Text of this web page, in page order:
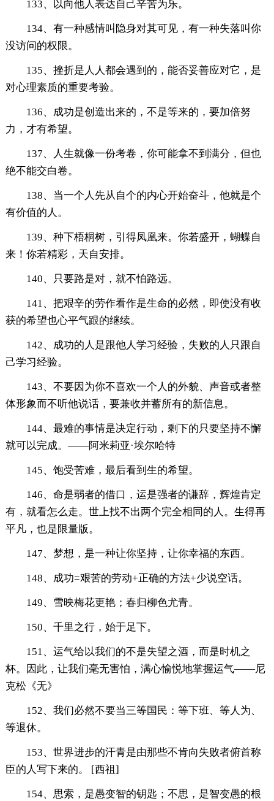
133、以向他人表达自己辛苦为乐。
134、有一种感情叫隐身对其可见，有一种失落叫你
没访问的权限。
135、挫折是人人都会遇到的，能否妥善应对它，是
对心理素质的重要考验。
136、成功是创造出来的，不是等来的，要加倍努
力，才有希望。
137、人生就像一份考卷，你可能拿不到满分，但也
绝不能交白卷。
138、当一个人先从自个的内心开始奋斗，他就是个
有价值的人。
139、种下梧桐树，引得凤凰来。你若盛开，蝴蝶自
来！你若精彩，天自安排。
140、只要路是对，就不怕路远。
141、把艰辛的劳作看作是生命的必然，即使没有收
获的希望也心平气跟的继续。
142、成功的人是跟他人学习经验，失败的人只跟自
己学习经验。
143、不要因为你不喜欢一个人的外貌、声音或者整
体形象而不听他说话，要兼收并蓄所有的新信息。
144、最难的事情是决定行动，剩下的只要坚持不懈
就可以完成。——阿米莉亚·埃尔哈特
145、饱受苦难，最后看到生的希望。
146、命是弱者的借口，运是强者的谦辞，辉煌肯定
有，就看怎么走。世上找不出两个完全相同的人。生得再
平凡，也是限量版。
147、梦想，是一种让你坚持，让你幸福的东西。
148、成功=艰苦的劳动+正确的方法+少说空话。
149、雪映梅花更艳；春归柳色尤青。
150、千里之行，始于足下。
151、运气给以我们的不是失望之酒，而是时机之
杯。因此，让我们毫无害怕，满心愉悦地掌握运气——尼
克松《无》
152、我们必然不要当三等国民：等下班、等人为、
等退休。
153、世界进步的汗青是由那些不肯向失败者俯首称
臣的人写下来的。 [西祖]
154、思索，是愚变智的钥匙；不思，是智变愚的根